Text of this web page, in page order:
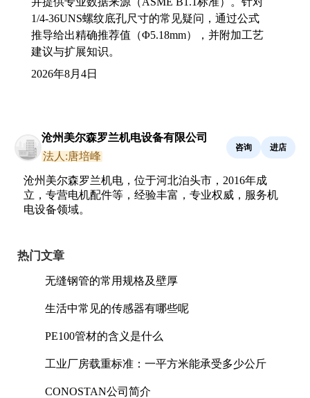
1/4-36UNS螺纹底孔尺寸的常见疑问，通过公式
推导给出精确推荐值（Φ5.18mm），并附加工艺
建议与扩展知识。
2026年8月4日
沧州美尔森罗兰机电设备有限公司
法人:唐培峰
咨询 进店
沧州美尔森罗兰机电，位于河北泊头市，2016年成
立，专营电机配件等，经验丰富，专业权威，服务机
电设备领域。
热门文章
无缝钢管的常用规格及壁厚
生活中常见的传感器有哪些呢
PE100管材的含义是什么
工业厂房载重标准：一平方米能承受多少公斤
CONOSTAN公司简介